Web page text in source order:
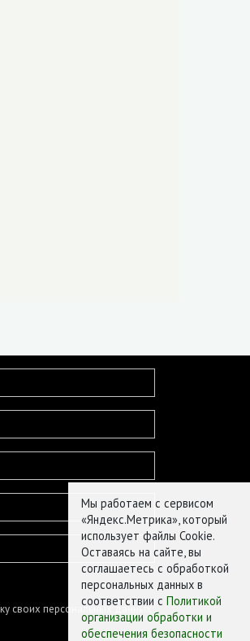
своих персональных данных
Мы работаем с сервисом
«Яндекс.Метрика», который
использует файлы Cookie.
Оставаясь на сайте, вы
соглашаетесь с обработкой
персональных данных в
соответствии с Политикой
организации обработки и
обеспечения безопасности